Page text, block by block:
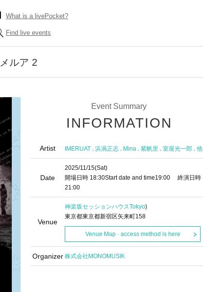
What is a livePocket?
Find live events
ルア 2
Event Summary
INFORMATION
Artist IMERUAT , 浜渦正志 , Mina , 紫帆里 , 室屋光一郎 , 他
Date
2025/11/15(Sat)
開場日時 18:30Start date and time19:00 終演日時
21:00
Venue
神楽坂セッションハウスTokyo)
東京都東京都新宿区矢来町158
Venue Map · access method is here
Organizer 株式会社MONOMUSIK